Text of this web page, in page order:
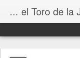
... el Toro de la